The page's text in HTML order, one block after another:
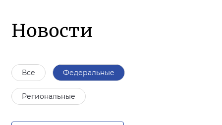
Новости
Все Федеральные
Региональные